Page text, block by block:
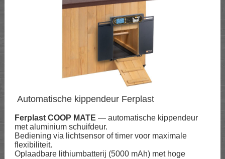
Automatische kippendeur Ferplast
Ferplast COOP MATE — automatische kippendeur
met aluminium schuifdeur.
Bediening via lichtsensor of timer voor maximale
flexibiliteit.
Oplaadbare lithiumbatterij (5000 mAh) met hoge